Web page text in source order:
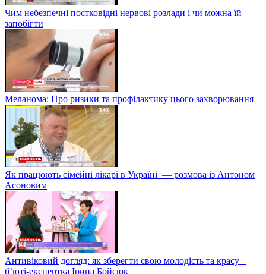
Чим небезпечні постковідні нервові розлади і чи можна їй
запобігти
Меланома: Про ризики та профілактику цього захворювання
Як працюють сімейні лікарі в Україні — розмова із Антоном
Асоновим
Антивіковий догляд: як зберегти свою молодість та красу –
б’юті-експертка Ірина Бойсюк